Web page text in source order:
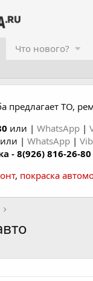
Что нового?
предлагает ТО,
или | WhatsApp |
или | WhatsApp |
- 8(926) 816-26-80
, покраска